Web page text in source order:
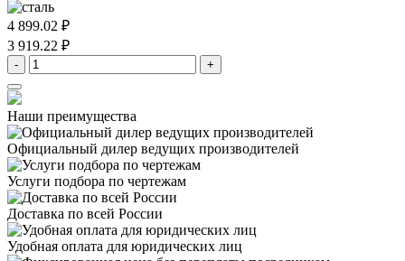
4 899.02 ₽
3 919.22 ₽
- +
Наши преимущества
Официальный дилер ведущих производителей
Услуги подбора по чертежам
Доставка по всей России
Удобная оплата для юридических лиц